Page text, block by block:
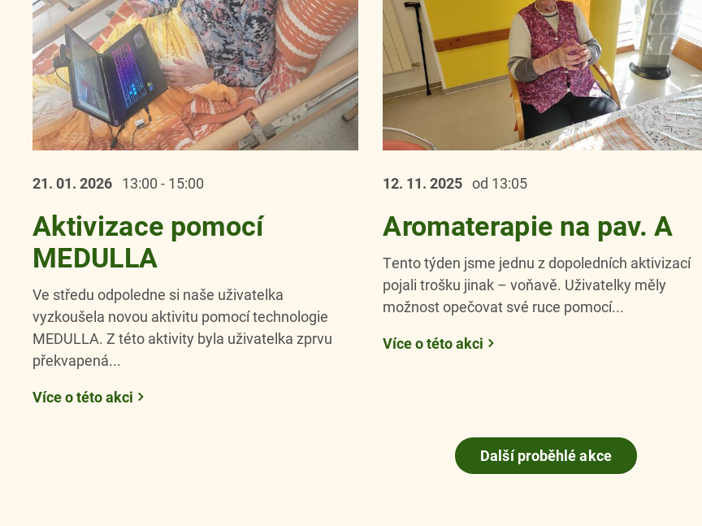
21. 01. 2026 13:00 - 15:00
Aktivizace pomocí
MEDULLA
Ve středu odpoledne si naše uživatelka
vyzkoušela novou aktivitu pomocí technologie
MEDULLA. Z této aktivity byla uživatelka zprvu
překvapená...
Více o této akci
12. 11.2025 od 13:05
Aromaterapie na pav. A
Tento týden jsme jednu z dopoledních aktivizací
pojali trošku jinak – voňavě. Uživatelky měly
možnost opečovat své ruce pomocí...
Více o této akci
Další proběhlé akce